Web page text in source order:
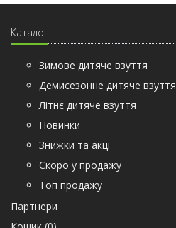
Каталог
Зимове дитяче взуття
Демисезонне дитяче взуття
Літнє дитяче взуття
Новинки
Знижки та акції
Скоро у продажу
Топ продажу
Партнери